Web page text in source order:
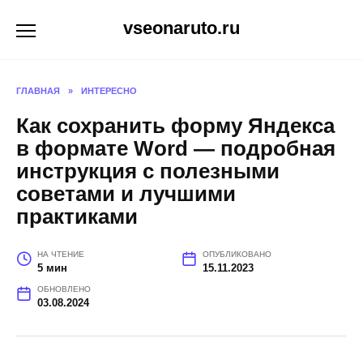
vseonaruto.ru
ГЛАВНАЯ » ИНТЕРЕСНО
Как сохранить форму Яндекса
в формате Word — подробная
инструкция с полезными
советами и лучшими
практиками
НА ЧТЕНИЕ
5 мин
ОПУБЛИКОВАНО
15.11.2023
ОБНОВЛЕНО
03.08.2024